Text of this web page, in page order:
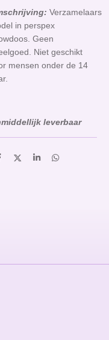
Verzamelaars
in perspex
Geen
Niet geschikt
mensen onder de 14
leverbaar
D
S
D